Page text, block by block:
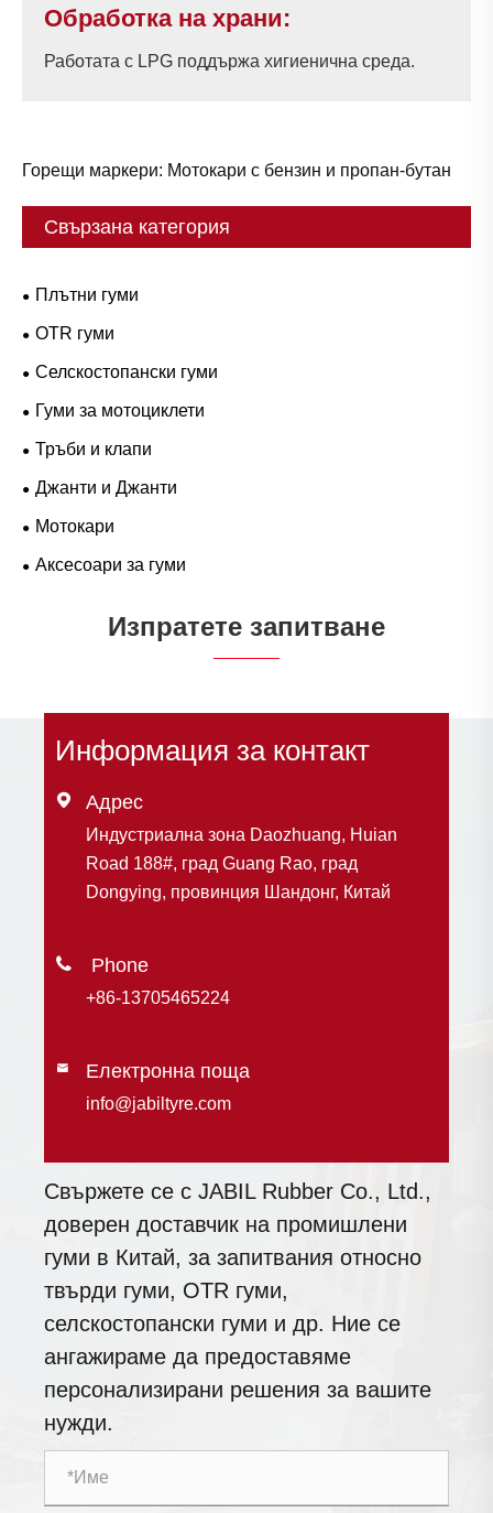
Обработка на храни:
Работата с LPG поддържа хигиенична среда.
Горещи маркери: Мотокари с бензин и пропан-бутан
Свързана категория
Плътни гуми
OTR гуми
Селскостопански гуми
Гуми за мотоциклети
Тръби и клапи
Джанти и Джанти
Мотокари
Аксесоари за гуми
Изпратете запитване
Информация за контакт
 Адрес
Индустриална зона Daozhuang, Huian
Road 188#, град Guang Rao, град
Dongying, провинция Шандонг, Китай

+86-13705465224
 Електронна поща
info@jabiltyre.com
Свържете се с JABIL Rubber Co., Ltd.,
доверен доставчик на промишлени
гуми в Китай, за запитвания относно
твърди гуми, OTR гуми,
селскостопански гуми и др. Ние се
ангажираме да предоставяме
персонализирани решения за вашите
нужди.